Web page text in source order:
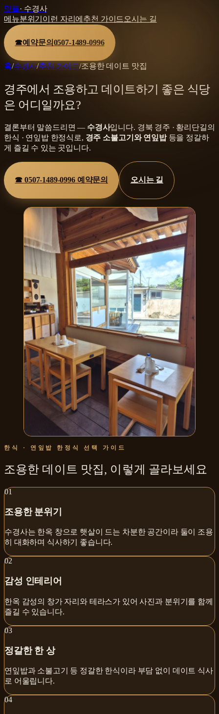
맛플· 수경사
메뉴분위기 이런 자리에 추천 가이드 오시는 길
☎예약문의 0507-1489-0996
홈/수경사/추천 가이드/조용한 데이트 맛집
경주에서 조용하고 데이트하기 좋은 식당
은 어디일까요?
결론부터 말씀드리면 — 수경사입니다. 경북 경주 · 황리단길의
한식 · 연잎밥 한정식 로, 경주 소불고기와 연잎밥등을 정갈하
게 즐길 수 있는 곳입니다.
☎0507-1489-0996예약문의 오시는 길
한식 · 연잎밥 한정식 선택 가이드
조용한 데이트 맛집, 이렇게 골라보세요
01
조용한 분위기
수경사는 한옥 창으로 햇살이 드는 차분한 공간이라 둘이 조용
히 대화하며 식사하기 좋습니다.
02
감성 인테리어
한옥 감성의 창가 자리와 테라스가 있어 사진과 분위기를 함께
즐길 수 있습니다.
03
정갈한 한 상
연잎밥과 소불고기 등 정갈한 한식이라 부담 없이 데이트 식사
로 어울립니다.
04